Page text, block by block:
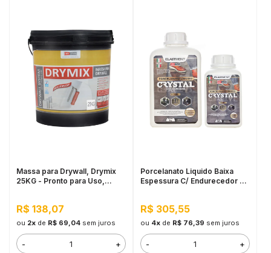
Massa para Drywall, Drymix
25KG - Pronto para Uso,
R$ 138,07
ou 2xde R$ 69,04 sem juros
- +
Porcelanato Liquido Baixa
Espessura C/ Endurecedor Kit
R$ 305,55
ou 4xde R$ 76,39 sem juros
- +